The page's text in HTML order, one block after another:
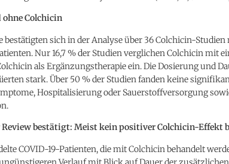
ohne Colchicin
bestätigten sich in der Analyse über 36 Colchicin-Studien
Nur 16,7 % der Studien verglichen Colchicin mit
als Ergänzungstherapie ein. Die Dosierung und
stark. Über 50 % der Studien fanden keine
Hospitalisierung oder Sauerstoffversorgung
bestätigt: Meist kein positiver Colchicin-Effekt
COVID-19-Patienten, die mit Colchicin behandelt